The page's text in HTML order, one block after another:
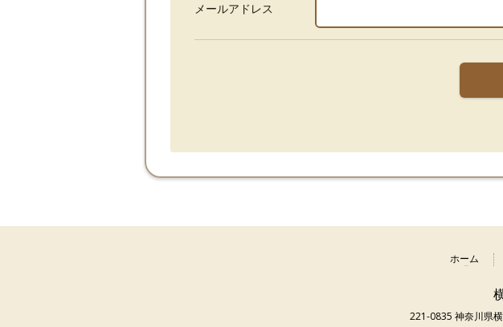
メールアドレス
ホーム
221-0835 神奈川県